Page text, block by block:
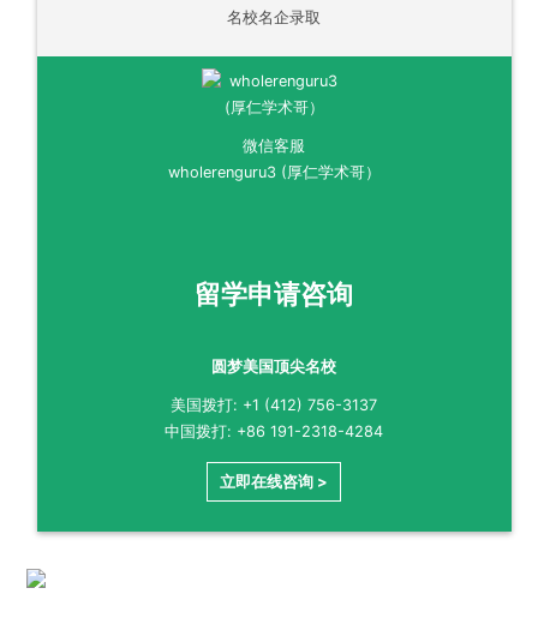
名校名企录取
微信客服
wholerenguru3 (厚仁学术哥）
留学申请咨询
圆梦美国顶尖名校
美国拨打: +1 (412) 756-3137
中国拨打: +86 191-2318-4284
立即在线咨询 >